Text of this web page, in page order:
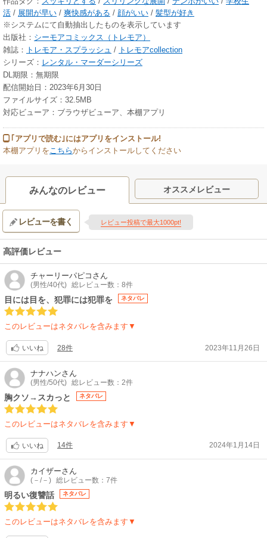
活 / 展開が早い / 爽快感がある / 顔がいい / 髪型が好き
※システムにて自動抽出したものを表示しています
出版社： シーモアコミックス（トレモア）
雑誌： トレモア・スプラッシュ / トレモアcollection
シリーズ： レンタル・マーダーシリーズ
DL期限：無期限
配信開始日：2023年6月30日
ファイルサイズ：32.5MB
対応ビューア：ブラウザビューア、本棚アプリ
｢アプリで読む｣にはアプリをインストール!
本棚アプリをこちらからインストールしてください
みんなのレビュー オススメレビュー
レビューを書く レビュー投稿で最大1000pt!
高評価レビュー
チャーリーパピコ さん
(男性/40代) 総レビュー数：8件
目には目を、犯罪には犯罪を ネタバレ
このレビューはネタバレを含みます▼
いいね 28件 2023年11月26日
ナナハンさん
(男性/50代) 総レビュー数：2件
胸クソ→スカっと ネタバレ
このレビューはネタバレを含みます▼
いいね 14件 2024年1月14日
カイザーさん
(－/－) 総レビュー数：7件
明るい復讐話 ネタバレ
このレビューはネタバレを含みます▼